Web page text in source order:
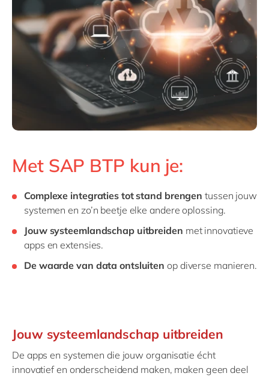
Met SAP BTP kun je:
Complexe integraties tot stand brengen tussen jouw
systemen en zo’n beetje elke andere oplossing.
Jouw systeemlandschap uitbreiden met innovatieve
apps en extensies.
De waarde van data ontsluiten op diverse manieren.
Jouw systeemlandschap uitbreiden
De apps en systemen die jouw organisatie écht
innovatief en onderscheidend maken, maken geen deel